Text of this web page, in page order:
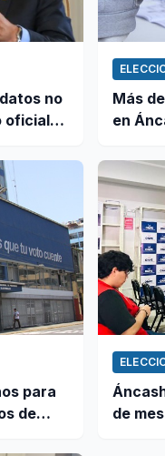
no
oficial
Más
en
para
de
de